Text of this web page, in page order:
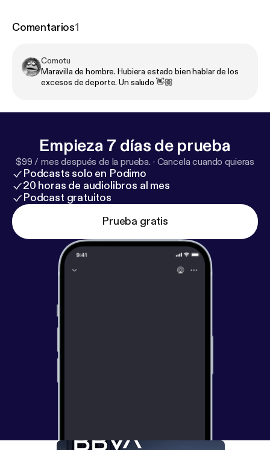
enfoque preventivo, acercando la salud
cardiovasculares le han permitido observar de
primera mano el impacto de los hábitos de vida en la
qué necesita tu cuerpo para estar sano y adecuar el
estilo de vida para gozar así de una buena salud.
Comentarios1
Comotu
Maravilla de hombre. Hubiera estado bien hablar de los
excesos de deporte. Un saludo 👋🏼
Empieza 7 días de prueba
$99 / mes después de la prueba. · Cancela cuando quieras
Podcasts solo en Podimo
20 horas de audiolibros al mes
Podcast gratuitos
Prueba gratis